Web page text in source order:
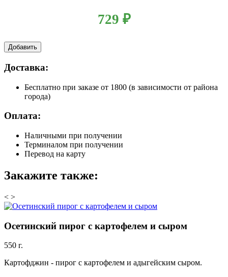
729 ₽
Добавить
Доставка:
Бесплатно при заказе от 1800 (в зависимости от района
города)
Оплата:
Наличными при получении
Терминалом при получении
Перевод на карту
Закажите также:
< >
Осетинский пирог с картофелем и сыром
550 г.
Картофджин - пирог с картофелем и адыгейским сыром.